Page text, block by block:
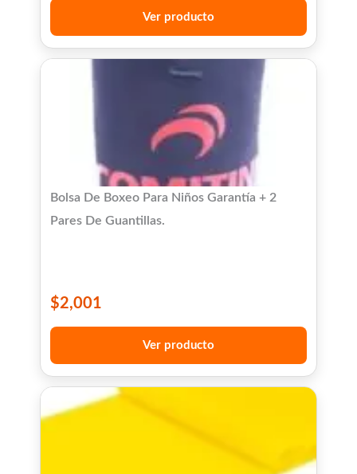
Ver producto
Bolsa De Boxeo Para Niños Garantía + 2
Pares De Guantillas.
$2,001
Ver producto